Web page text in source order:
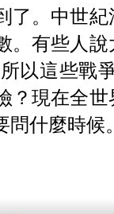
。中世
有些人
以這些戰
？現在全
什麼時候。